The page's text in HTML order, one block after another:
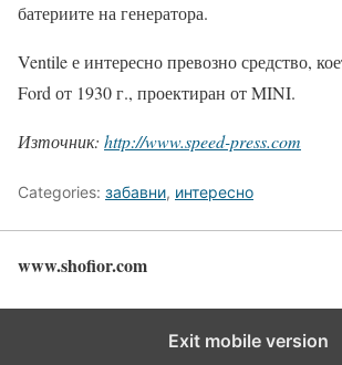
батериите на генератора.
Ventile е интересно превозно средство,
Ford от 1930 г., проектиран от MINI.
Източник: http://www.speed-press.com
Categories: забавни, интересно
www.shofior.com
Exit mobile version